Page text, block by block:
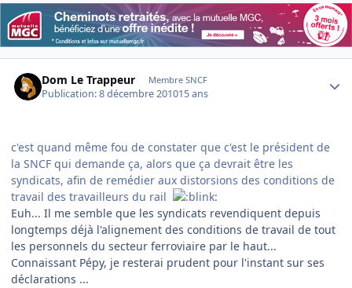
Dom Le Trappeur Membre SNCF
Publication:8 décembre 201015 ans
c'est quand même fou de constater que c'est le président de
la SNCF qui demande ça, alors que ça devrait être les
syndicats, afin de remédier aux distorsions des conditions de
travail des travailleurs du rail
Euh... Il me semble que les syndicats revendiquent depuis
longtemps déjà l'alignement des conditions de travail de tout
les personnels du secteur ferroviaire par le haut...
Connaissant Pépy, je resterai prudent pour l'instant sur ses
déclarations ...